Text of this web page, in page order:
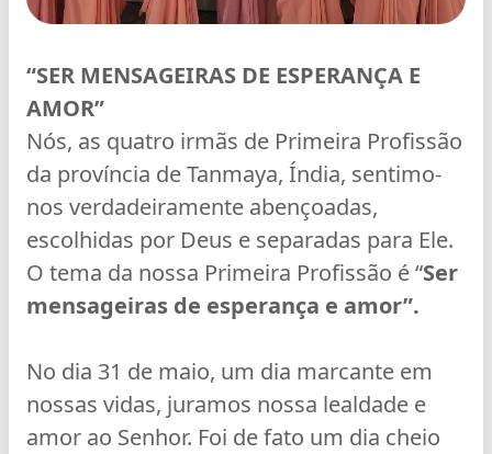
“SER MENSAGEIRAS DE ESPERANÇA E
AMOR”
Nós, as quatro irmãs de Primeira Profissão
da província de Tanmaya, Índia, sentimo-
nos verdadeiramente abençoadas,
escolhidas por Deus e separadas para Ele.
O tema da nossa Primeira Profissão é “Ser
mensageiras de esperança e amor”.
No dia 31 de maio, um dia marcante em
nossas vidas, juramos nossa lealdade e
amor ao Senhor. Foi de fato um dia cheio